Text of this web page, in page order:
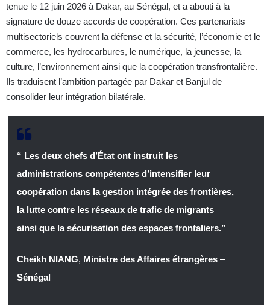
tenue le 12 juin 2026 à Dakar, au Sénégal, et a abouti à la
signature de douze accords de coopération. Ces partenariats
multisectoriels couvrent la défense et la sécurité, l’économie et le
commerce, les hydrocarbures, le numérique, la jeunesse, la
culture, l’environnement ainsi que la coopération transfrontalière.
Ils traduisent l’ambition partagée par Dakar et Banjul de
consolider leur intégration bilatérale.
“ Les deux chefs d’État ont instruit les
administrations compétentes d’intensifier leur
coopération dans la gestion intégrée des frontières,
la lutte contre les réseaux de trafic de migrants
ainsi que la sécurisation des espaces frontaliers.”
Cheikh NIANG, Ministre des Affaires étrangères–
Sénégal